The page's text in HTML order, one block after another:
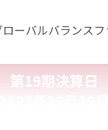
ーバルバランス
第19期決算日